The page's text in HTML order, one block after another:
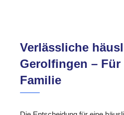
Verlässliche
Gerolfingen –
Familie